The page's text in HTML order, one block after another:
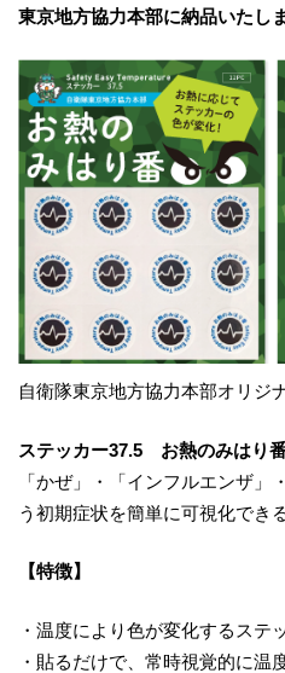
東京地方協力本部に納品いたし
自衛隊東京地方協力本部オリジ
ステッカー37.5 お熱のみはり
「かぜ」・「インフルエンザ
う初期症状を簡単に可視化でき
【特徴】
・温度により色が変化するステ
・貼るだけで、常時視覚的に温